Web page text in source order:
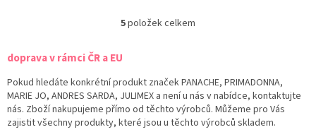
O
d
a
c
í
5položek celkem
doprava v rámci ČR a EU
Pokud hledáte konkrétní produkt značek PANACHE, PRIMADONNA,
MARIE JO, ANDRES SARDA, JULIMEX a není u nás v nabídce, kontaktujte
nás. Zboží nakupujeme přímo od těchto výrobců. Můžeme pro Vás
zajistit všechny produkty, které jsou u těchto výrobců skladem.